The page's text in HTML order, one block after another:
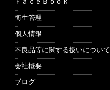
ＦａｃｅＢｏｏｋ
衛生管理
個人情報
不良品等に関する扱いについて
会社概要
ブログ